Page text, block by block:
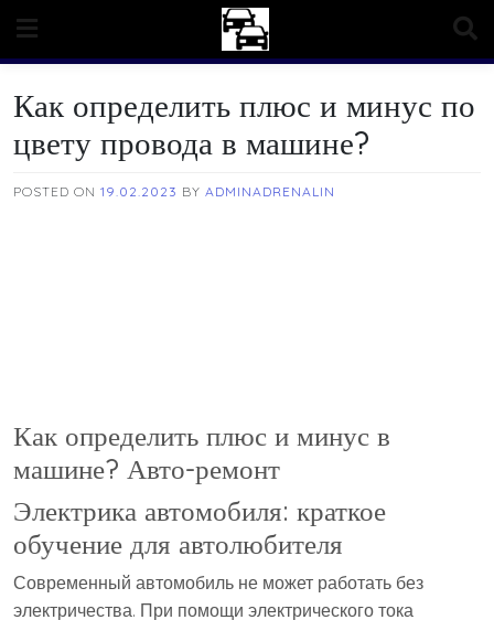
content
Как определить плюс и минус по
цвету провода в машине?
POSTED ON 19.02.2023 BY ADMINADRENALIN
Как определить плюс и минус в
машине? Авто-ремонт
Электрика автомобиля: краткое
обучение для автолюбителя
Современный автомобиль не может работать без
электричества. При помощи электрического тока